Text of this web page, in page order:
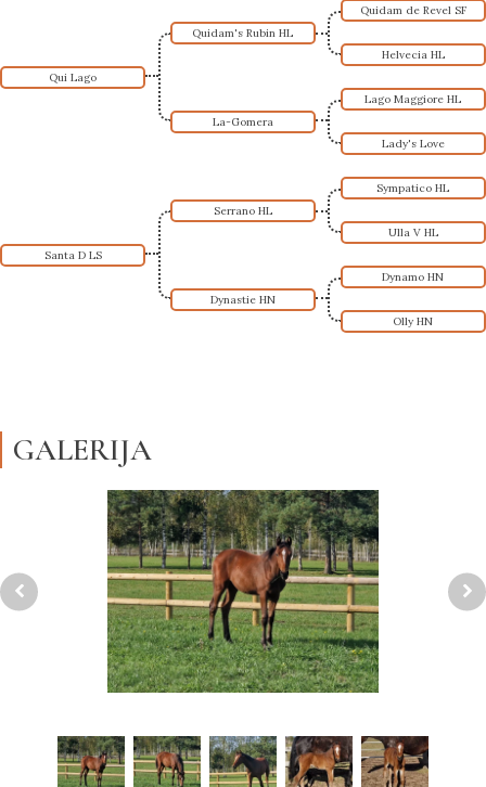
Qui Lago
Quidam's Rubin HL
La-Gomera
Quidam de Revel SF
Helvecia HL
Lago Maggiore HL
Lady's Love
Santa D LS
Serrano HL
Dynastie HN
Sympatico HL
Ulla V HL
Dynamo HN
Olly HN
GALERIJA